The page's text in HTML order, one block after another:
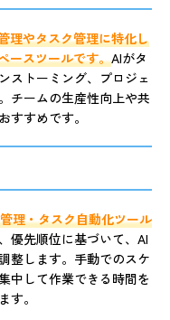
理やタスク管理に特化し
ースツールです。AIがタ
ストーミング、プロジェ
チームの生産性向上や共
すすめです。
理・タスク自動化ツール
優先順位に基づいて、AI
整します。手動でのスケ
中して作業できる時間を
す。